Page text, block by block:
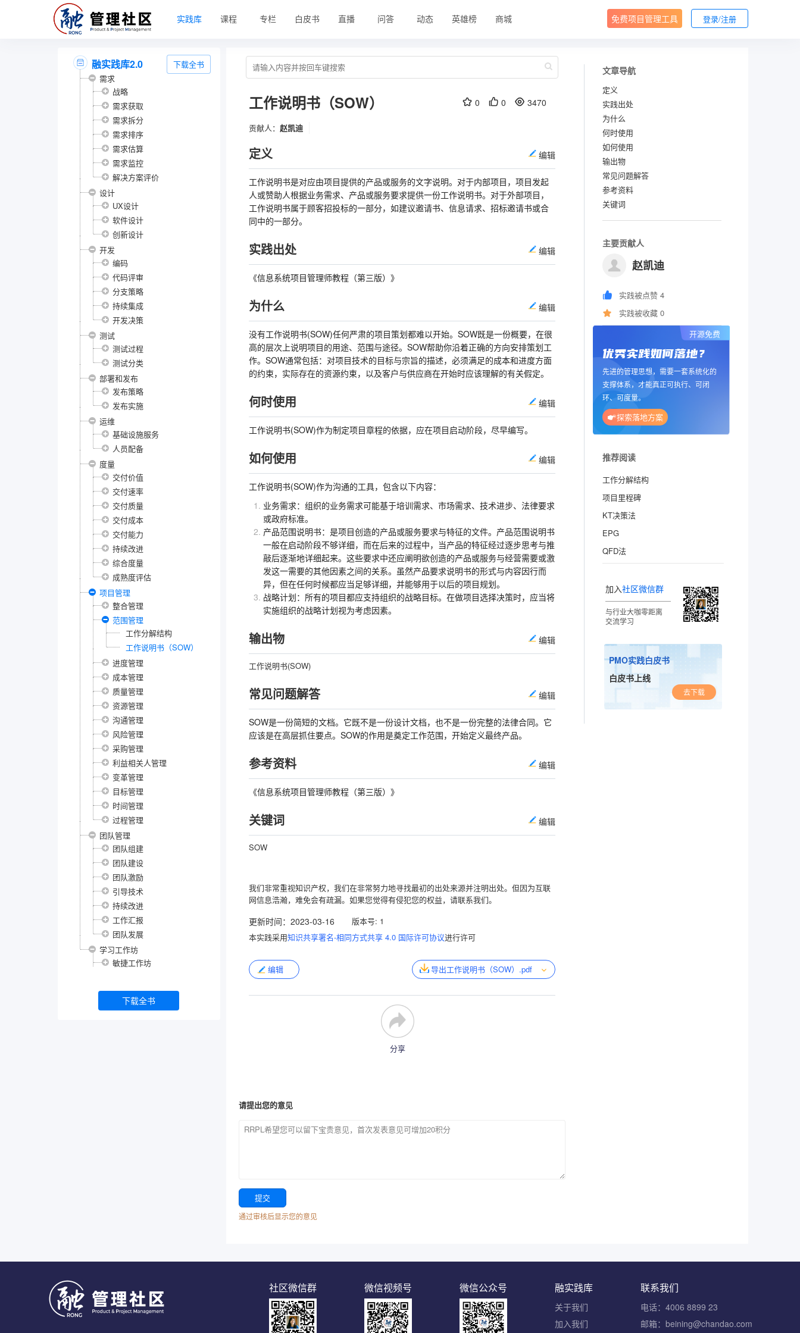
实践库 课程 专栏 白皮书 直播 问答 动态 英雄榜 商城 免费项目管理工具 登录/注册
下载全书
融实践库2.0
需求
战略
需求获取
需求拆分
需求排序
需求估算
需求监控
解决方案评价
设计
UX设计
软件设计
创新设计
开发
编码
代码评审
分支策略
持续集成
开发决策
测试
测试过程
测试分类
部署和发布
发布策略
发布实施
运维
基础设施服务
人员配备
度量
交付价值
交付速率
交付质量
交付成本
交付能力
持续改进
综合度量
成熟度评估
项目管理
整合管理
范围管理
工作分解结构
工作说明书（SOW）
进度管理
成本管理
质量管理
资源管理
沟通管理
风险管理
采购管理
利益相关人管理
变革管理
目标管理
时间管理
过程管理
团队管理
团队组建
团队建设
团队激励
引导技术
持续改进
工作汇报
团队发展
学习工作坊
敏捷工作坊
下载全书
工作说明书（SOW） 0 0 3470
贡献人： 赵凯迪
定义 编辑
工作说明书是对应由项目提供的产品或服务的文字说明。对于内部项目，项目发起
人或赞助人根据业务需求、产品或服务要求提供一份工作说明书。对于外部项目，
工作说明书属于顾客招投标的一部分，如建议邀请书、信息请求、招标邀请书或合
同中的一部分。
实践出处 编辑
《信息系统项目管理师教程（第三版）》
为什么 编辑
没有工作说明书(SOW)任何严肃的项目策划都难以开始。SOW既是一份概要，在很
高的层次上说明项目的用途、范围与途径。SOW帮助你沿着正确的方向安排策划工
作。SOW通常包括：对项目技术的目标与宗旨的描述，必须满足的成本和进度方面
的约束，实际存在的资源约束，以及客户与供应商在开始时应该理解的有关假定。
何时使用 编辑
工作说明书(SOW)作为制定项目章程的依据，应在项目启动阶段，尽早编写。
如何使用 编辑
工作说明书(SOW)作为沟通的工具，包含以下内容：
业务需求：组织的业务需求可能基于培训需求、市场需求、技术进步、法律要求
或政府标准。
产品范围说明书：是项目创造的产品或服务要求与特征的文件。产品范围说明书
一般在启动阶段不够详细，而在后来的过程中，当产品的特征经过逐步思考与推
敲后逐渐地详细起来。这些要求中还应阐明欲创造的产品或服务与经营需要或激
发这一需要的其他因素之间的关系。虽然产品要求说明书的形式与内容因行而
异，但在任何时候都应当足够详细，并能够用于以后的项目规划。
战略计划：所有的项目都应支持组织的战略目标。在做项目选择决策时，应当将
实施组织的战略计划视为考虑因素。
输出物 编辑
工作说明书(SOW)
常见问题解答 编辑
SOW是一份简短的文档。它既不是一份设计文档，也不是一份完整的法律合同。它
应该是在高层抓住要点。SOW的作用是奠定工作范围，开始定义最终产品。
参考资料 编辑
《信息系统项目管理师教程（第三版）》
关键词 编辑
SOW
我们非常重视知识产权，我们在非常努力地寻找最初的出处来源并注明出处。但因为互联
网信息浩瀚，难免会有疏漏。如果您觉得有侵犯您的权益，请联系我们。
更新时间： 2023-03-16 版本号: 1
本实践采用知识共享署名-相同方式共享 4.0 国际许可协议进行许可
编辑 导出工作说明书（SOW）.pdf
分享
请提出您的意见
通过审核后显示您的意见
文章导航
定义
实践出处
为什么
何时使用
如何使用
输出物
常见问题解答
参考资料
关键词
主要贡献人
赵凯迪
实践被点赞 4
实践被收藏 0
开源免费
优秀实践如何落地？
先进的管理思想，需要一套系统化的
支撑体系，才能真正可执行、可闭
环、可度量。
探索落地方案
推荐阅读
工作分解结构
项目里程碑
KT决策法
EPG
QFD法
加入社区微信群
与行业大咖零距离
交流学习
PMO实践白皮书
白皮书上线
去下载
联系我们
电话：4006 8899 23
邮箱：beining@chandao.com
融实践库
关于我们
加入我们
微信公众号
微信视频号
社区微信群